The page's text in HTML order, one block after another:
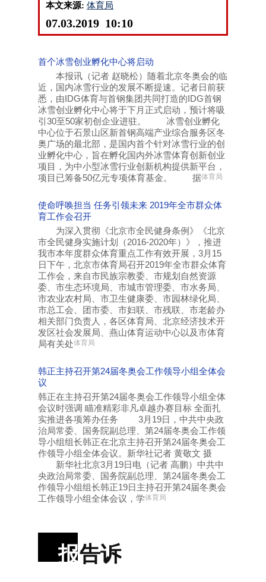
本文来源: 体育局
07.03.2019 10:10
首个冰雪创业孵化中心将启动
本报讯（记者 赵晓松）随着北京冬奥会的临
近，国内冰雪行业的发展不断提速。记者日前获
悉，由IDG体育与首钢集团共同打造的IDG首钢
冰雪创业孵化中心将于下月正式启动，预计将吸
引30至50家初创企业进驻。 冰雪创业孵化
中心位于石景山区新首钢高端产业综合服务区冬
奥广场的最北部，是国内首个针对冰雪行业的创
业孵化中心，旨在孵化国内外冰雪体育创新创业
项目，为中小型冰雪行业创新机构提供新平台，
项目已筹备50亿元专项体育基金。 据体育局
使命呼唤担当 任务引领未来 2019年全市群众体
育工作会召开
为深入贯彻《北京市全民健身条例》《北京
市全民健身实施计划（2016-2020年）》，推进
我市本年度群众体育重点工作有效开展，3月15
日下午，北京市体育局召开2019年全市群众体育
工作会，来自市民族宗教委、市规划自然资源
委、市生态环境局、市城市管理委、市水务局、
市农业农村局、市卫生健康委、市园林绿化局、
市总工会、团市委、市妇联、市残联、市老龄办
相关部门负责人，各区体育局、北京经济技术开
发区社会发展局、燕山体育运动中心以及市体育
局有关处体育局
韩正主持召开第24届冬奥会工作领导小组全体会
议
韩正在主持召开第24届冬奥会工作领导小组全体
会议时强调 瞄准精彩非凡卓越办赛目标 全面扎
实推进各项筹办任务 3月19日，中共中央政
治局常委、国务院副总理、第24届冬奥会工作领
导小组组长韩正在北京主持召开第24届冬奥会工
作领导小组全体会议。新华社记者 黄敬文 摄
新华社北京3月19日电（记者 高鹏）中共中
央政治局常委、国务院副总理、第24届冬奥会工
作领导小组组长韩正19日主持召开第24届冬奥会
工作领导小组全体会议，学体育局
报告诉